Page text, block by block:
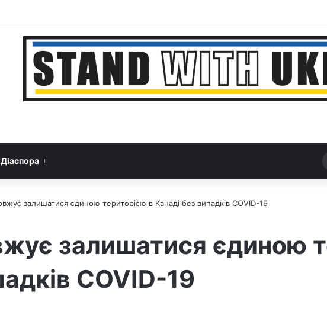
Google News
Threads
Діаспора
залишатися єдиною територією в Канаді без випадків COVID-19
залишатися єдиною
COVID-19